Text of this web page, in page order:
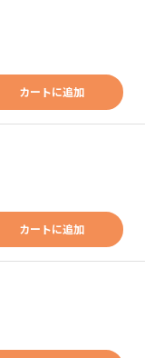
カートに追加
カートに追加